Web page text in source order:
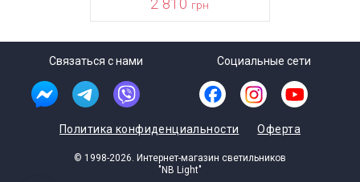
2 810 грн
Связаться с нами Социальные сети
Политика конфиденциальности Оферта
© 1998-2026. Интернет-магазин светильников
"NB Light"